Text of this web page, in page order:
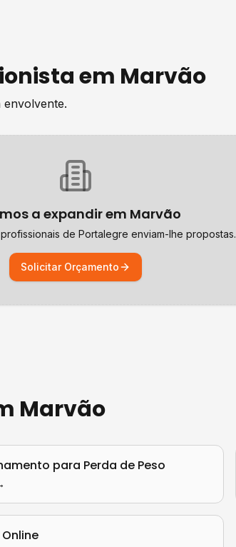
em Marvão
envolvente.
a expandir em Marvão
de Portalegre enviam-lhe propostas.
Solicitar Orçamento
Marvão
para Perda de Peso